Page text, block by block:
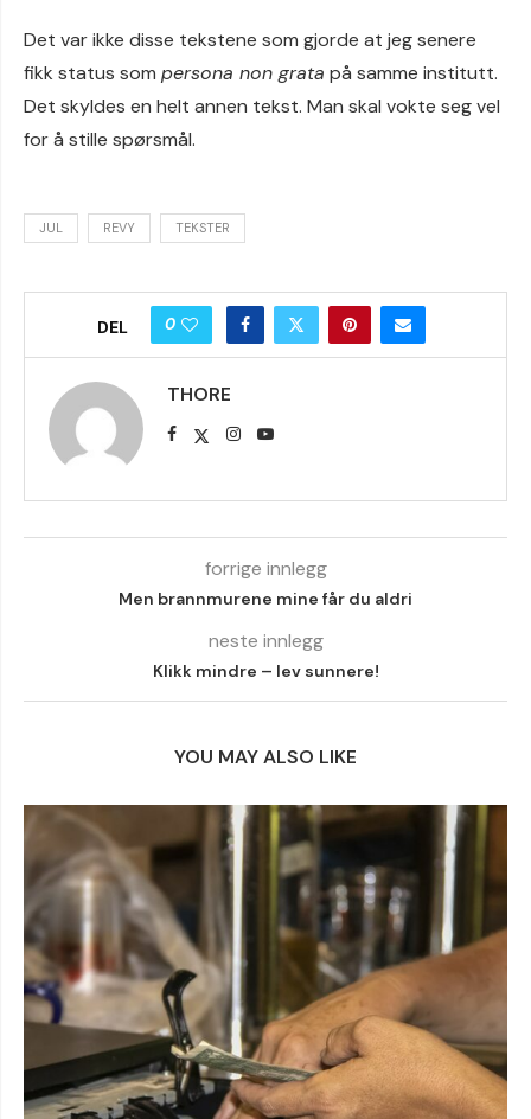
Det var ikke disse tekstene som gjorde at jeg senere
fikk status som persona non grata på samme institutt.
Det skyldes en helt annen tekst. Man skal vokte seg vel
for å stille spørsmål.
JUL REVY TEKSTER
DEL 0
THORE
forrige innlegg
Men brannmurene mine får du aldri
neste innlegg
Klikk mindre – lev sunnere!
YOU MAY ALSO LIKE